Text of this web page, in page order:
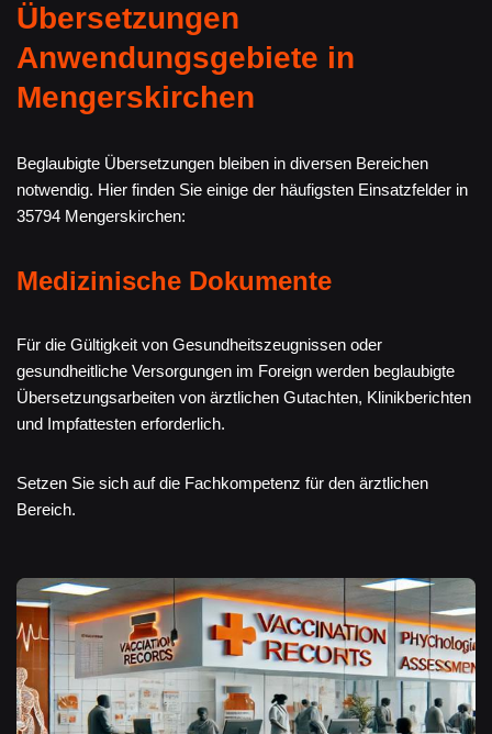
Übersetzungen
Anwendungsgebiete in
Mengerskirchen
Beglaubigte Übersetzungen bleiben in diversen Bereichen
notwendig. Hier finden Sie einige der häufigsten Einsatzfelder in
35794 Mengerskirchen:
Medizinische Dokumente
Für die Gültigkeit von Gesundheitszeugnissen oder
gesundheitliche Versorgungen im Foreign werden beglaubigte
Übersetzungsarbeiten von ärztlichen Gutachten, Klinikberichten
und Impfattesten erforderlich.
Setzen Sie sich auf die Fachkompetenz für den ärztlichen
Bereich.